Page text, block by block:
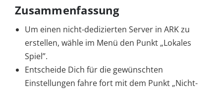
Zusammenfassung
Um einen nicht-dedizierten Server in ARK zu
erstellen, wähle im Menü den Punkt „Lokales
Spiel”.
Entscheide Dich für die gewünschten
Einstellungen fahre fort mit dem Punkt „Nicht-